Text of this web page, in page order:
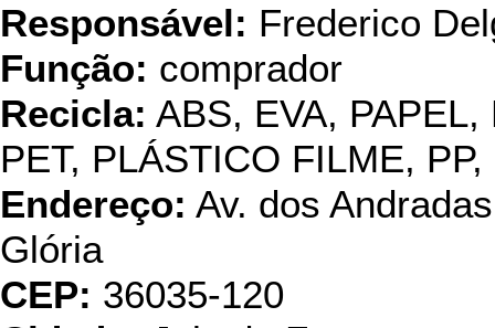
Responsável: Frederico
Função: comprador
Recicla: ABS, EVA,
PET, PLÁSTICO FILME,
Endereço: Av. dos
Glória
CEP: 36035-120